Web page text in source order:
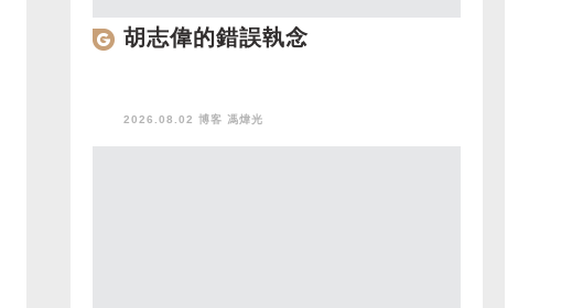
胡志偉的錯誤執念
2026.08.02 博客 馮煒光